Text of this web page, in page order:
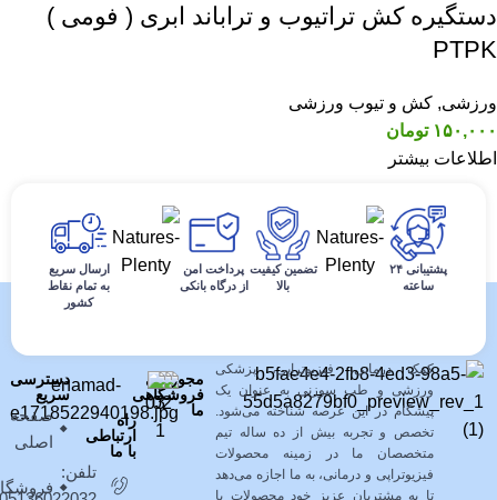
دستگیره کش تراتیوب و تراباند ابری ( فومی )
PTPK
ورزشی, کش و تیوب ورزشی
۱۵۰,۰۰۰ تومان
اطلاعات بیشتر
پشتیبانی ۲۴
ساعته
تضمین کیفیت
بالا
پرداخت امن
از درگاه بانکی
ارسال سریع
به تمام نقاط
کشور
کمک درمانی، فیزیوتراپی، پزشکی
ورزشی و طب سوزنی به عنوان یک
پیشگام در این عرصه شناخته می‌شود.
تخصص و تجربه بیش از ده ساله تیم
متخصصان ما در زمینه محصولات
فیزیوتراپی و درمانی، به ما اجازه می‌دهد
تا به مشتریان عزیز خود محصولات با
مجوزهای
فروشگاهی
ما
تلفن:
راه
ارتباطی
با ما
صفحه
اصلی
دسترسی
سریع